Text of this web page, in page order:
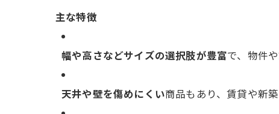
主な特徴
幅や高さなどサイズの選択肢が豊富で、物件
天井や壁を傷めにくい商品もあり、賃貸や新